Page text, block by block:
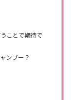
ことで期待で
ンプー？